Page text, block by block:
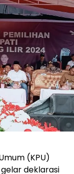
(KPU)
deklarasi